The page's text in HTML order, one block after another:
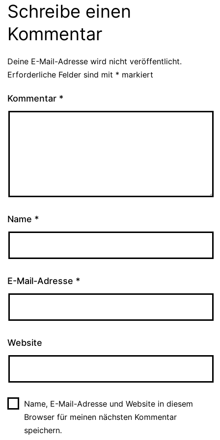
Schreibe einen
Kommentar
Deine E-Mail-Adresse wird nicht veröffentlicht.
Erforderliche Felder sind mit * markiert
Kommentar *
Name *
E-Mail-Adresse *
Website
Name, E-Mail-Adresse und Website in diesem
Browser für meinen nächsten Kommentar
speichern.